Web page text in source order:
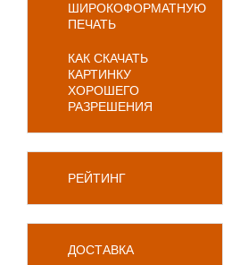
ШИРОКОФОРМАТНУЮ
ПЕЧАТЬ
КАК СКАЧАТЬ
КАРТИНКУ
ХОРОШЕГО
РАЗРЕШЕНИЯ
РЕЙТИНГ
ДОСТАВКА